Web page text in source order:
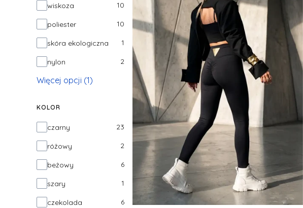
wiskoza 10
poliester 10
skóra ekologiczna 1
nylon 2
Więcej opcji (1)
KOLOR
Kolorczarny 23
różowy 2
beżowy 6
szary 1
czekolada 6